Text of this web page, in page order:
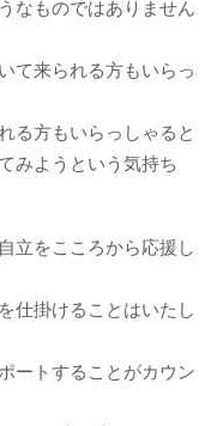
なものではありません
て来られる方もいらっ
る方もいらっしゃると
みようという気持ち
立をこころから応援し
仕掛けることはいたし
ートすることがカウン